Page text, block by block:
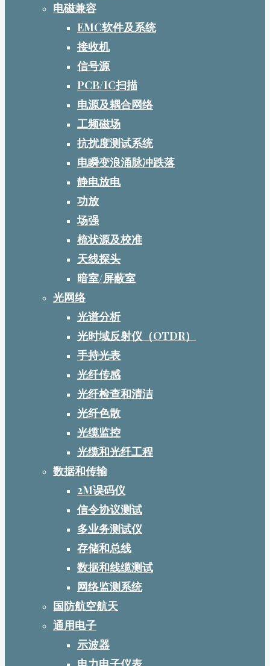
电磁兼容
EMC软件及系统
接收机
信号源
PCB/IC扫描
电源及耦合网络
工频磁场
抗扰度测试系统
电瞬变浪涌脉冲跌落
静电放电
功放
场强
梳状源及校准
天线探头
暗室/屏蔽室
光网络
光谱分析
光时域反射仪（OTDR）
手持光表
光纤传感
光纤检查和清洁
光纤色散
光缆监控
光缆和光纤工程
数据和传输
2M误码仪
信令协议测试
多业务测试仪
存储和总线
数据和线缆测试
网络监测系统
国防航空航天
通用电子
示波器